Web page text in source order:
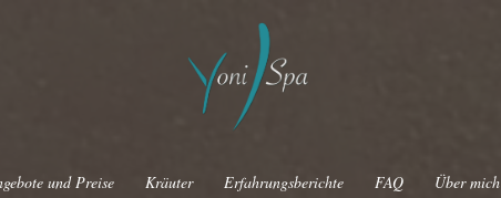
und Preise Kräuter Erfahrungsberichte FAQ Über mich